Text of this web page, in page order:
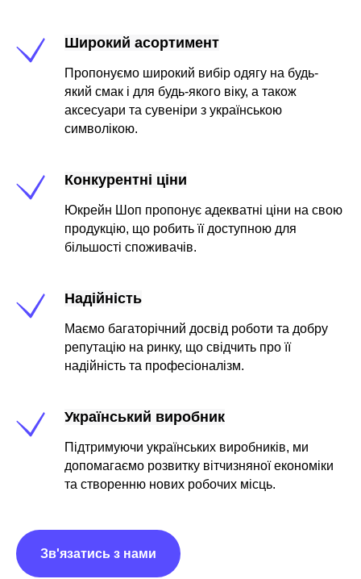
Широкий асортимент
Пропонуємо широкий вибір одягу на будь-
який смак і для будь-якого віку, а також
аксесуари та сувеніри з українською
символікою.
Конкурентні ціни
Юкрейн Шоп пропонує адекватні ціни на свою
продукцію, що робить її доступною для
більшості споживачів.
Надійність
Маємо багаторічний досвід роботи та добру
репутацію на ринку, що свідчить про її
надійність та професіоналізм.
Український виробник
Підтримуючи українських виробників, ми
допомагаємо розвитку вітчизняної економіки
та створенню нових робочих місць.
Зв'язатись з нами